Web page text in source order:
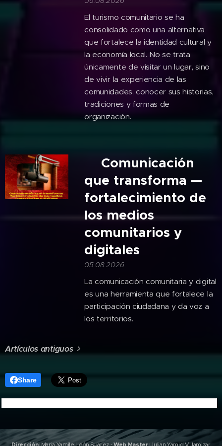
El turismo comunitario se ha
consolidado como una alternativa
que fortalece la identidad cultural y
la economía local. No se trata
únicamente de visitar un lugar, sino
de vivir la experiencia de las
comunidades, conocer sus historias,
tradiciones y formas de
organización.
🎙️Comunicación
que transforma —
fortalecimiento de
los medios
comunitarios y
digitales
05.08.2026
La comunicación comunitaria y digital
es una herramienta que fortalece la
participación ciudadana y da voz a
los territorios.
Artículos antiguos
Share
Dirección: Maria Yamile León Suarez-Web Master:Julian Yamid Villamizar